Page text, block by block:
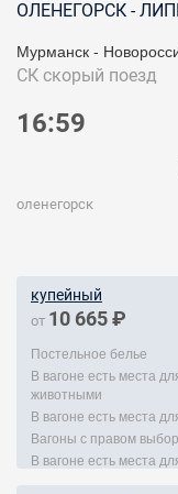
ОЛЕНЕГОРСК -
Мурманск -
СК скорый поезд
16:59
оленегорск
купейный
от 10 665 ₽
Постельное белье
В вагоне есть места
животными
В вагоне есть места
Вагоны с правом
В вагоне есть места